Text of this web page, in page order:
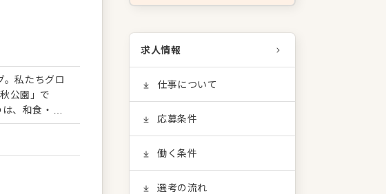
。私たちグロ
公園」で
の提供で
ていただき
転居支援の
求人情報
仕事について
応募条件
働く条件
選考の流れ